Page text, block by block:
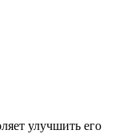
улучшить его